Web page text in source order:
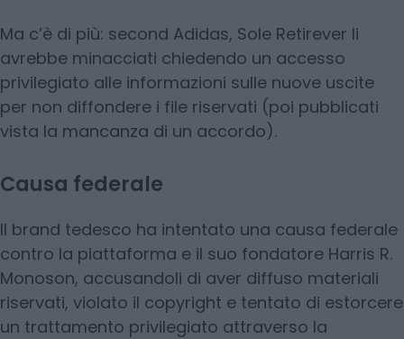
Ma c’è di più: second Adidas, Sole Retirever li
avrebbe minacciati chiedendo un accesso
privilegiato alle informazioni sulle nuove uscite
per non diffondere i file riservati (poi pubblicati
vista la mancanza di un accordo).
Causa federale
Il brand tedesco ha intentato una causa federale
contro la piattaforma e il suo fondatore Harris R.
Monoson, accusandoli di aver diffuso materiali
riservati, violato il copyright e tentato di estorcere
un trattamento privilegiato attraverso la